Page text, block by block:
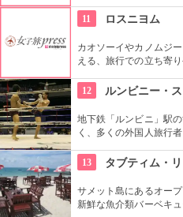
てひんやり美味しい。
の他多種類のトッピン
も作れる。
11 ロスニヨム
カオソーイやカノムジ
える、旅行での立ち寄
値アリです。
12 ルンビニー・
地下鉄「ルンビニ」駅
く、多くの外国人旅行
的なファンで盛り上が
う。
13 タブティム・
サメット島にあるオー
新鮮な魚介類バーベキ